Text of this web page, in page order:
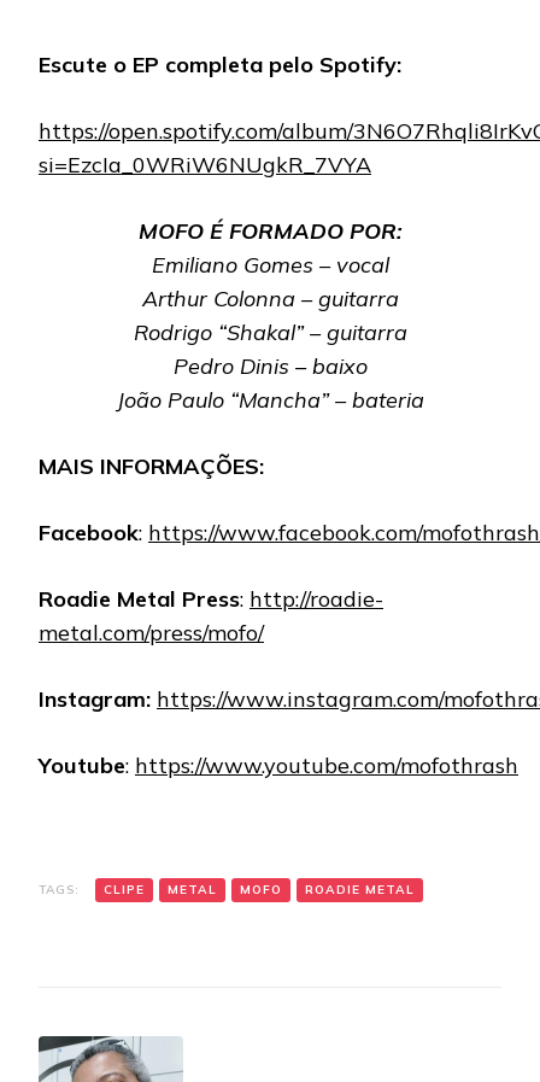
Escute o EP completa pelo Spotify:
https://open.spotify.com/album/
si=EzcIa_0WRiW6NUgkR_7VYA
MOFO É FORMADO POR:
Emiliano Gomes – vocal
Arthur Colonna – guitarra
Rodrigo “Shakal” – guitarra
Pedro Dinis – baixo
João Paulo “Mancha” – bateria
MAIS INFORMAÇÕES:
Facebook: https://www.facebook.com/
Roadie Metal Press: http://roadie-
metal.com/press/mofo/
Instagram: https://www.instagram.com/
Youtube: https://www.youtube.com/mofothrash
TAGS: CLIPE METAL MOFO ROADIE METAL